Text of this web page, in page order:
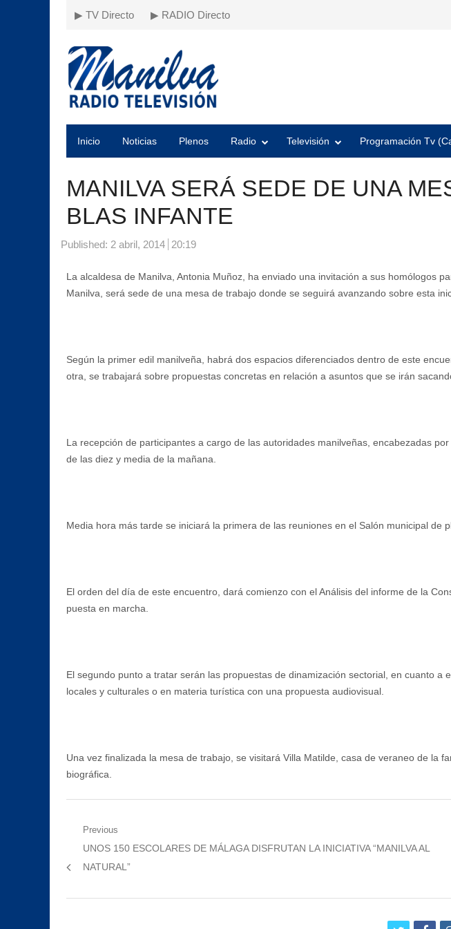
▶ TV Directo ▶ RADIO Directo
Inicio Noticias Plenos Radio Televisión Programación Tv
MANILVA SERÁ SEDE DE UNA
BLAS INFANTE
Published: 2 abril, 2014 20:19
La alcaldesa de Manilva, Antonia Muñoz, ha enviado una invitación a sus homólogos
Manilva, será sede de una mesa de trabajo donde se seguirá avanzando sobre esta
Según la primer edil manilveña, habrá dos espacios diferenciados dentro de este
otra, se trabajará sobre propuestas concretas en relación a asuntos que se irán
La recepción de participantes a cargo de las autoridades manilveñas, encabezadas
de las diez y media de la mañana.
Media hora más tarde se iniciará la primera de las reuniones en el Salón municipal de
El orden del día de este encuentro, dará comienzo con el Análisis del informe de la
puesta en marcha.
El segundo punto a tratar serán las propuestas de dinamización sectorial, en cuanto
locales y culturales o en materia turística con una propuesta audiovisual.
Una vez finalizada la mesa de trabajo, se visitará Villa Matilde, casa de veraneo de la
biográfica.
Navegación
Previous
Previous
post:
UNOS 150 ESCOLARES DE MÁLAGA DISFRUTAN LA INICIATIVA “MANILVA AL
NATURAL”